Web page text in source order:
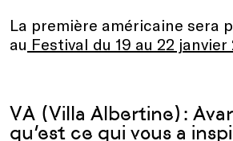
La première américaine sera
au Festival du 19 au 22 janvier
VA (Villa Albertine):
qu’est ce qui vous a